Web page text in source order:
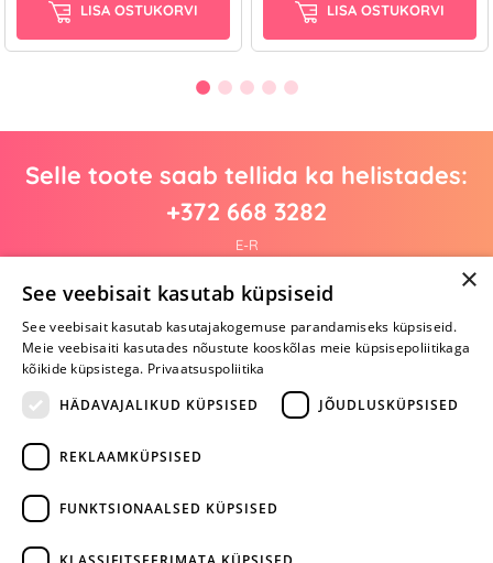
LISA OSTUKORVI LISA OSTUKORVI
Selle toote saab tellida ka helistades:
+372 668 3282
E-R
Arvustusi veel pole
Ole esimene!
Kirjuta arvustus ja SAA KINGITUS!
+372 668 3282
×
See veebisait kasutab küpsiseid
See veebisait kasutab kasutajakogemuse parandamiseks küpsiseid.
Meie veebisaiti kasutades nõustute kooskõlas meie küpsisepoliitikaga
kõikide küpsistega. Privaatsuspoliitika
HÄDAVAJALIKUD KÜPSISED
JÕUDLUSKÜPSISED
REKLAAMKÜPSISED
FUNKTSIONAALSED KÜPSISED